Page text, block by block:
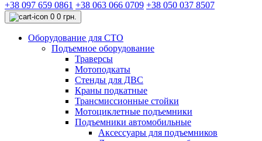
+38 097 659 0861 +38 063 066 0709 +38 050 037 8507
0 0 грн.
Оборудование для СТО
Подъемное оборудование
Траверсы
Мотоподкаты
Стенды для ДВС
Краны подкатные
Трансмиссионные стойки
Мотоциклетные подъемники
Подъемники автомобильные
Аксессуары для подъемников